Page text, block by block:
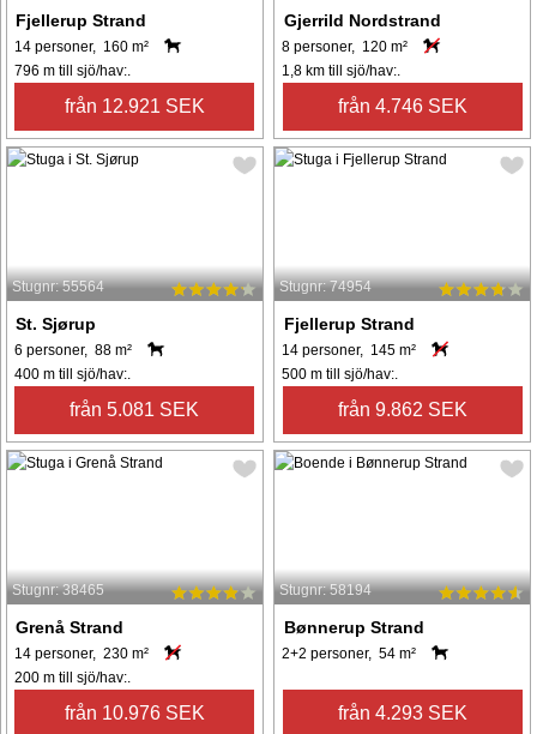
Fjellerup Strand
14 personer, 160 m²
796 m till sjö/hav:.
från 12.921 SEK
Gjerrild Nordstrand
8 personer, 120 m²
1,8 km till sjö/hav:.
från 4.746 SEK
Stugnr: 55564
St. Sjørup
6 personer, 88 m²
400 m till sjö/hav:.
från 5.081 SEK
Stugnr: 74954
Fjellerup Strand
14 personer, 145 m²
500 m till sjö/hav:.
från 9.862 SEK
Stugnr: 38465
Grenå Strand
14 personer, 230 m²
200 m till sjö/hav:.
från 10.976 SEK
Stugnr: 58194
Bønnerup Strand
2+2 personer, 54 m²
från 4.293 SEK